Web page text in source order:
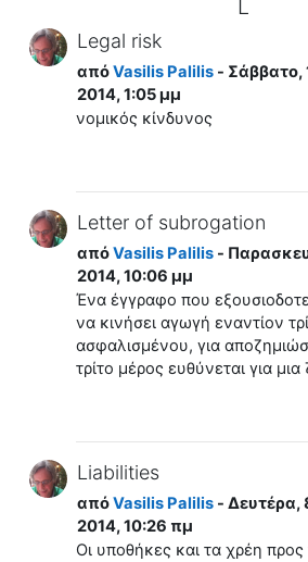
L
Legal risk
απόVasilis Palilis- Σάββατο,
2014, 1:05 μμ
νομικός κίνδυνος
Letter of subrogation
απόVasilis Palilis-
2014, 10:06 μμ
Ένα έγγραφο που
να κινήσει αγωγή εναντίον
ασφαλισμένου, για
τρίτο μέρος ευθύνεται για μια
Liabilities
απόVasilis Palilis- Δευτέρα,
2014, 10:26 πμ
Οι υποθήκες και τα χρέη προς